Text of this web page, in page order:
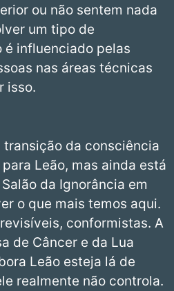
ou não sentem nada
um tipo de
é influenciado pelas
nas áreas técnicas
isso.
transição da consciência
Leão, mas ainda está
da Ignorância em
o que mais temos aqui.
conformistas. A
de Câncer e da Lua
Leão esteja lá de
realmente não controla.